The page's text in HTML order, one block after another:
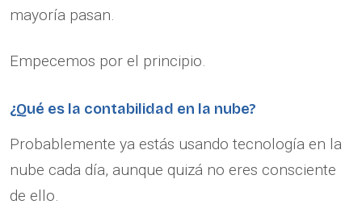
mayoría pasan.
Empecemos por el principio.
¿Qué es la contabilidad en la nube?
Probablemente ya estás usando tecnología en la
nube cada día, aunque quizá no eres consciente
de ello.